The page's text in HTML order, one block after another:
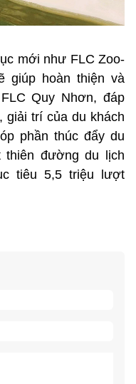
mới như FLC Zoo-
giúp hoàn thiện và
Quy Nhơn, đáp
giải trí của du khách
phần thúc đẩy du
đường du lịch
tiêu 5,5 triệu lượt